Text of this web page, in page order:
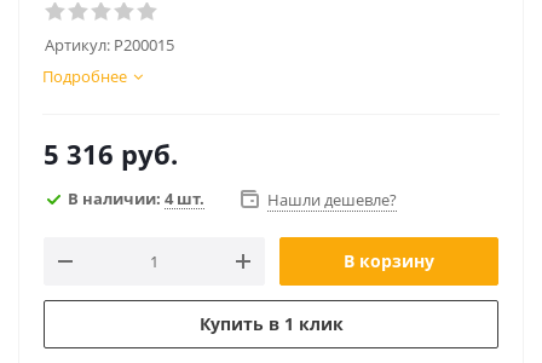
Артикул: P200015
Подробнее
5 316 руб.
В наличии: 4 шт. Нашли дешевле?
В корзину
Купить в 1 клик